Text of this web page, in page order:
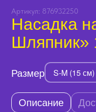
Описание
Артикул: 876932250
Насадка
Шляпник»
Размер S-M (15 см)